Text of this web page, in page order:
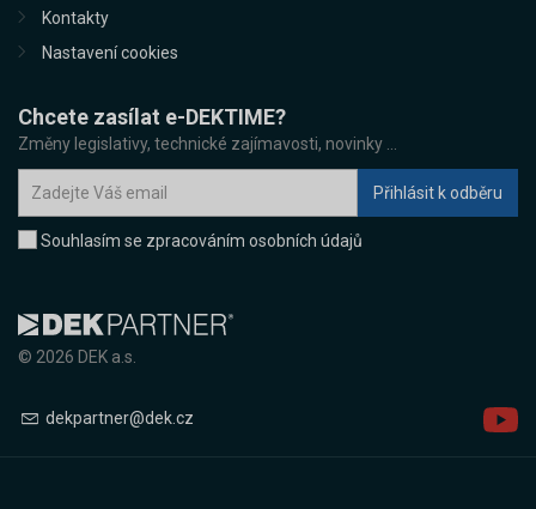
© 2026 DEK a.s.
dekpartner@dek.cz
Kontakty
Nastavení cookies
Chcete zasílat e-DEKTIME?
Změny legislativy, technické zajímavosti, novinky ...
Souhlasím se zpracováním osobních údajů